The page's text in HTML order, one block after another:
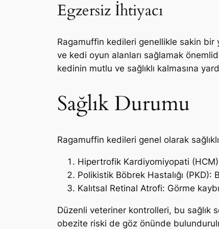
Egzersiz İhtiyacı
Ragamuffin kedileri genellikle sakin bir
ve kedi oyun alanları sağlamak
kedinin mutlu ve sağlıklı kalmasına
Sağlık Durumu
Ragamuffin kedileri genel olarak
Hipertrofik Kardiyomiyopati (HCM):
Polikistik Böbrek Hastalığı
Kalıtsal Retinal Atrofi: Görme
Düzenli veteriner kontrolleri, bu sağlık
obezite riski de göz önünde